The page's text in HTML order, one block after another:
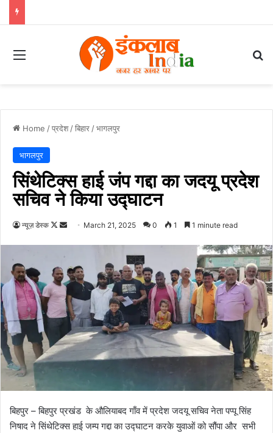
Menu
Home /प्रदेश /बिहार /भागलपुर
भागलपुर
सिंथेटिक्स हाई जंप गद्दा का जदयू प्रदेश
सचिव ने किया उद्घाटन
न्यूज़ डेस्क
Follow
Send March 21, 2025 0 1 1 minute read
बिहपुर – बिहपुर प्रखंड के औलियाबद गाँव में प्रदेश जदयू सचिव नेता पप्पू सिंह
निषाद ने सिंथेटिक्स हाई जम्प गद्दा का उद्घाटन करके युवाओं को सौंपा और सभी